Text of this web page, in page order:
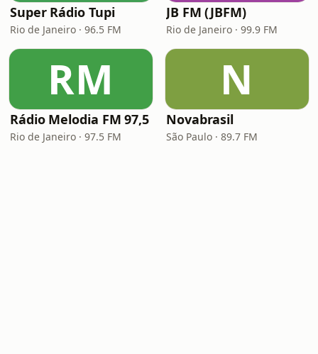
Super Rádio Tupi
Rio de Janeiro · 96.5 FM
JB FM (JBFM)
Rio de Janeiro · 99.9 FM
RM
Rádio Melodia FM 97,5
Rio de Janeiro · 97.5 FM
N
Novabrasil
São Paulo · 89.7 FM